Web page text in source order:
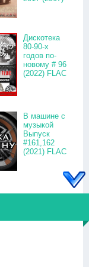
Дискотека
80-90-х
годов по-
новому # 96
(2022) FLAC
В машине с
музыкой
Выпуск
#161,162
(2021) FLAC